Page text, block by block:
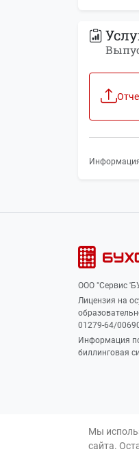
ООО "Сервис
Лицензия на
01279-64/
Информация
биллинговая
Мы
сайта.